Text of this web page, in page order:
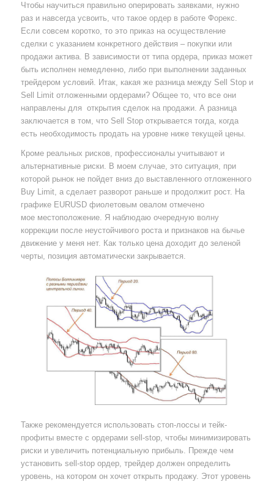
Чтобы научиться правильно оперировать заявками, нужно
раз и навсегда усвоить, что такое ордер в работе Форекс.
Если совсем коротко, то это приказ на осуществление
сделки с указанием конкретного действия – покупки или
продажи актива. В зависимости от типа ордера, приказ может
быть исполнен немедленно, либо при выполнении заданных
трейдером условий. Итак, какая же разница между Sell Stop и
Sell Limit отложенными ордерами? Общее то, что все они
направлены для открытия сделок на продажи. А разница
заключается в том, что Sell Stop открывается тогда, когда
есть необходимость продать на уровне ниже текущей цены.
Кроме реальных рисков, профессионалы учитывают и
альтернативные риски. В моем случае, это ситуация, при
которой рынок не пойдет вниз до выставленного отложенного
Buy Limit, а сделает разворот раньше и продолжит рост. На
графике EURUSD фиолетовым овалом отмечено
мое местоположение. Я наблюдаю очередную волну
коррекции после неустойчивого роста и признаков на бычье
движение у меня нет. Как только цена доходит до зеленой
черты, позиция автоматически закрывается.
Также рекомендуется использовать стоп-лоссы и тейк-
профиты вместе с ордерами sell-stop, чтобы минимизировать
риски и увеличить потенциальную прибыль. Прежде чем
установить sell-stop ордер, трейдер должен определить
уровень, на котором он хочет открыть продажу. Этот уровень